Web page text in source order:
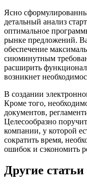
Ясно
детальный анализ
оптимальное
рынке предложений.
обеспечение
сиюминутным
расширить
возникнет
В создании
Кроме того,
документов,
Целесообразно
компании, у которой
сократить время,
ошибок и сэкономить
Другие статьи